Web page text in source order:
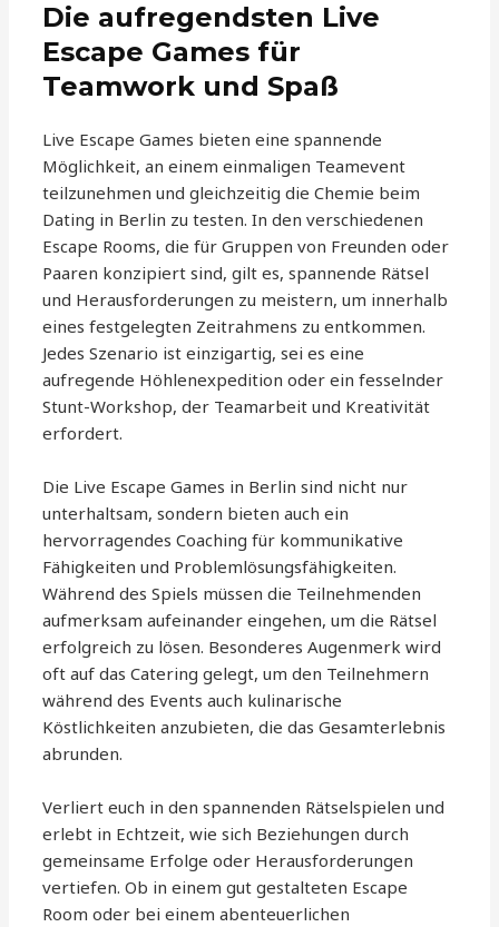
Die aufregendsten Live
Escape Games für
Teamwork und Spaß
Live Escape Games bieten eine spannende
Möglichkeit, an einem einmaligen Teamevent
teilzunehmen und gleichzeitig die Chemie beim
Dating in Berlin zu testen. In den verschiedenen
Escape Rooms, die für Gruppen von Freunden oder
Paaren konzipiert sind, gilt es, spannende Rätsel
und Herausforderungen zu meistern, um innerhalb
eines festgelegten Zeitrahmens zu entkommen.
Jedes Szenario ist einzigartig, sei es eine
aufregende Höhlenexpedition oder ein fesselnder
Stunt-Workshop, der Teamarbeit und Kreativität
erfordert.
Die Live Escape Games in Berlin sind nicht nur
unterhaltsam, sondern bieten auch ein
hervorragendes Coaching für kommunikative
Fähigkeiten und Problemlösungsfähigkeiten.
Während des Spiels müssen die Teilnehmenden
aufmerksam aufeinander eingehen, um die Rätsel
erfolgreich zu lösen. Besonderes Augenmerk wird
oft auf das Catering gelegt, um den Teilnehmern
während des Events auch kulinarische
Köstlichkeiten anzubieten, die das Gesamterlebnis
abrunden.
Verliert euch in den spannenden Rätselspielen und
erlebt in Echtzeit, wie sich Beziehungen durch
gemeinsame Erfolge oder Herausforderungen
vertiefen. Ob in einem gut gestalteten Escape
Room oder bei einem abenteuerlichen